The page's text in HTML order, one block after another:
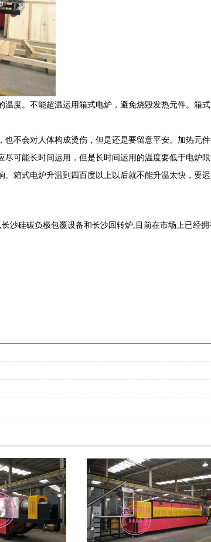
度。不能超温运用箱式电炉，避免烧毁发热元件。箱
不会对人体构成烫伤，但是还是要留意平安。加热元
可能长时间运用，但是长时间运用的温度要低于电炉
箱式电炉升温到四百度以上以后就不能升温太快，要
沙硅碳负极包覆设备和长沙回转炉,目前在市场上已经